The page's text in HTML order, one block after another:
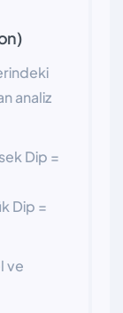
analiz
Dip =
Dip =
ve